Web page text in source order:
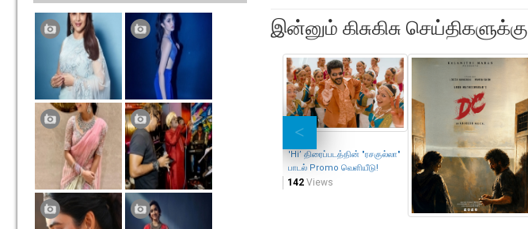
இன்னும் கிசுகிசு செய்திகளுக்கு
'Hi’ திரைப்படத்தின் "ரசகுல்லா"
பாடல் Promo வெளியீடு!
142 Views